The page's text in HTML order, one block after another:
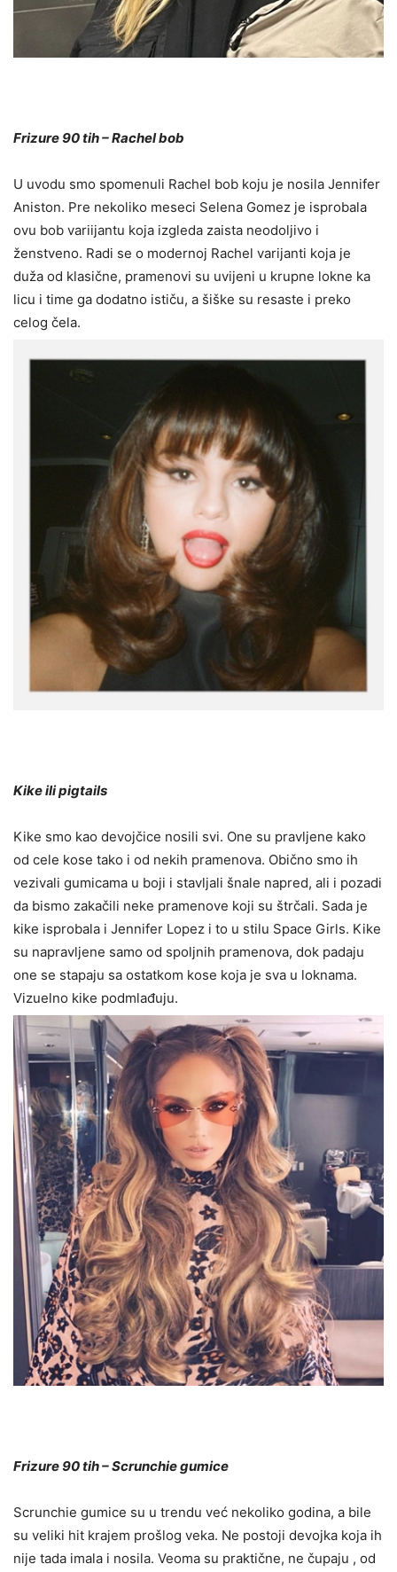
Frizure 90 tih – Rachel bob
U uvodu smo spomenuli Rachel bob koju je nosila Jennifer
Aniston. Pre nekoliko meseci Selena Gomez je isprobala
ovu bob variijantu koja izgleda zaista neodoljivo i
ženstveno. Radi se o modernoj Rachel varijanti koja je
duža od klasične, pramenovi su uvijeni u krupne lokne ka
licu i time ga dodatno ističu, a šiške su resaste i preko
celog čela.
Kike ili pigtails
Kike smo kao devojčice nosili svi. One su pravljene kako
od cele kose tako i od nekih pramenova. Obično smo ih
vezivali gumicama u boji i stavljali šnale napred, ali i pozadi
da bismo zakačili neke pramenove koji su štrčali. Sada je
kike isprobala i Jennifer Lopez i to u stilu Space Girls. Kike
su napravljene samo od spoljnih pramenova, dok padaju
one se stapaju sa ostatkom kose koja je sva u loknama.
Vizuelno kike podmlađuju.
Frizure 90 tih – Scrunchie gumice
Scrunchie gumice su u trendu već nekoliko godina, a bile
su veliki hit krajem prošlog veka. Ne postoji devojka koja ih
nije tada imala i nosila. Veoma su praktične, ne čupaju , od